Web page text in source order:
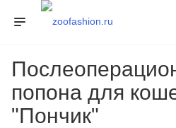
попона для
"Пончик"